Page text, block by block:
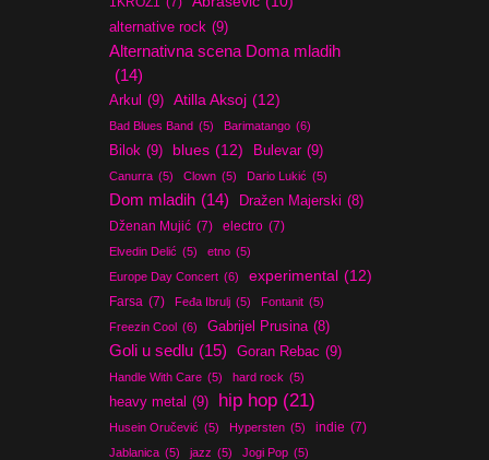
alternative rock (9)
Alternativna scena Doma mladih
(14)
Arkul (9) Atilla Aksoj (12)
Bad Blues Band (5) Barimatango (6)
Bilok (9) blues (12) Bulevar (9)
Canurra (5) Clown (5) Dario Lukić (5)
Dom mladih (14) Dražen Majerski (8)
Dženan Mujić (7) electro (7)
Elvedin Delić (5) etno (5)
Europe Day Concert (6) experimental (12)
Farsa (7) Feđa Ibrulj (5) Fontanit (5)
Freezin Cool (6) Gabrijel Prusina (8)
Goli u sedlu (15) Goran Rebac (9)
Handle With Care (5) hard rock (5)
heavy metal (9) hip hop (21)
Husein Oručević (5) Hypersten (5) indie (7)
Jablanica (5) jazz (5) Jogi Pop (5)